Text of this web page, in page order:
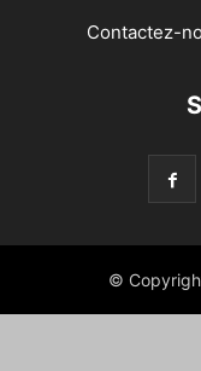
Contactez-
©